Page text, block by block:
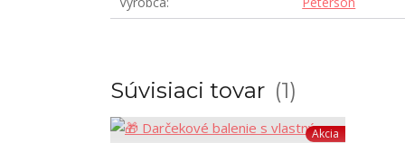
Súvisiaci tovar 1
Akcia